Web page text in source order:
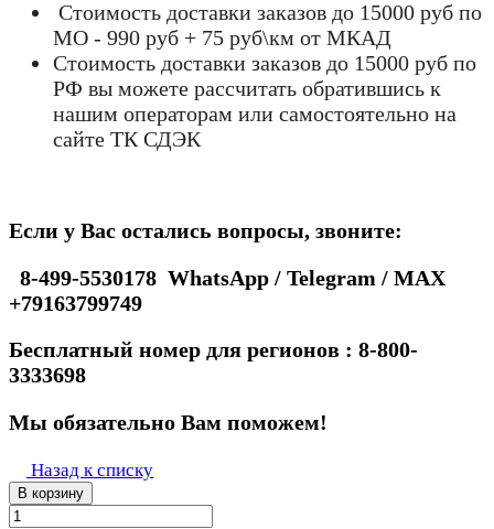
Стоимость доставки заказов до 15000 руб по
МО - 990 руб + 75 руб\км от МКАД
Стоимость доставки заказов до 15000 руб по
РФ вы можете рассчитать обратившись к
нашим операторам или самостоятельно на
сайте ТК СДЭК
Если у Вас остались вопросы, звоните:
8-499-5530178 WhatsApp / Telegram / MAX
+79163799749
Бесплатный номер для регионов : 8-800-
3333698
Мы обязательно Вам поможем!
Назад к списку
В корзину